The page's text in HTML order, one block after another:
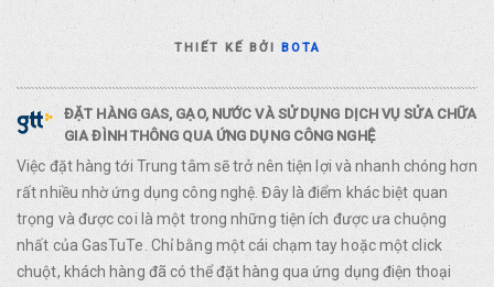
THIẾT KẾ BỞIBOTA
ĐẶT HÀNG GAS, GẠO, NƯỚC VÀ SỬ DỤNG DỊCH VỤ SỬA CHỮA
GIA ĐÌNH THÔNG QUA ỨNG DỤNG CÔNG NGHỆ
Việc đặt hàng tới Trung tâm sẽ trở nên tiện lợi và nhanh chóng hơn
rất nhiều nhờ ứng dụng công nghệ. Đây là điểm khác biệt quan
trọng và được coi là một trong những tiện ích được ưa chuộng
nhất của GasTuTe. Chỉ bằng một cái chạm tay hoặc một click
chuột, khách hàng đã có thể đặt hàng qua ứng dụng điện thoại